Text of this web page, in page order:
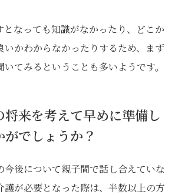
となっても知識がなかったり、どこか
いかわからなかったりするため、まず
てみるということも多いようです。
将来を考えて早めに準備し
でしょうか？
今後について親子間で話し合えていな
護が必要となった際は、半数以上の方